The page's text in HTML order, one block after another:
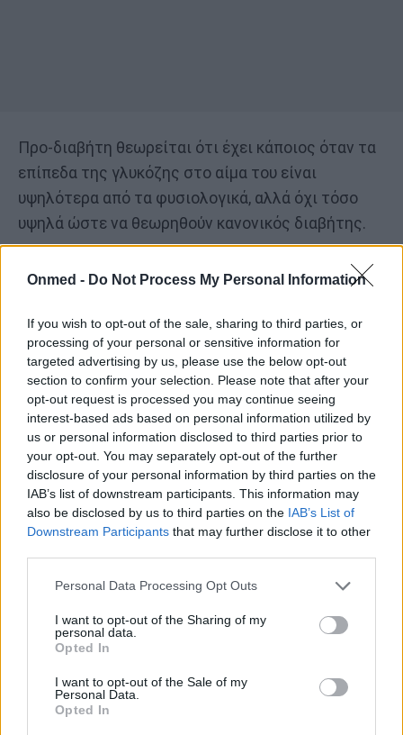
Onmed - Do Not Process My Personal Information
If you wish to opt-out of the sale, sharing to third parties, or
processing of your personal or sensitive information for
targeted advertising by us, please use the below opt-out
section to confirm your selection. Please note that after your
opt-out request is processed you may continue seeing
interest-based ads based on personal information utilized by
us or personal information disclosed to third parties prior to
your opt-out. You may separately opt-out of the further
disclosure of your personal information by third parties on the
IAB’s list of downstream participants. This information may
also be disclosed by us to third parties on the IAB’s List of
Downstream Participants that may further disclose it to other
Personal Data Processing Opt Outs
I want to opt-out of the Sharing of my
personal data.
Opted In
I want to opt-out of the Sale of my
Personal Data.
Opted In
Προ-διαβήτη θεωρείται ότι έχει κάποιος όταν τα
επίπεδα της γλυκόζης στο αίμα του είναι
υψηλότερα από τα φυσιολογικά, αλλά όχι τόσο
υψηλά ώστε να θεωρηθούν κανονικός διαβήτης.
Παράγοντες που «μπερδεύουν» τους παλμούς της
καρδιάς
Πώς θα καταλάβετε ότι σας ανέβηκε το ζάχαρο